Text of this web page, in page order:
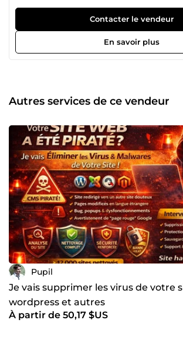
digitale sur-mesure. 💡 Expert en
(SEO), j’optimise votre visibilité sur
les meilleures pratiques de l’algorithme
un contenu E-E-A-T friendly qui inspire
crédibilité. 🌍 Créateur de sites web
détail est pensé pour maximiser votre
Stratégie et optimisation business : Parce
clients dans une vision globale du digital
chaque levier : expérience utilisateur
branding, publicité en ligne et
faire confiance ? ✔ 15 ans d’expertise en
Résultats prouvés et stratégie ROIste ✔
personnalisée et accompagnement sur
&amp; veille constante sur les évolutions
Votre visibilité est ma priorité ! Contactez-
accompagnement sur mesure et
entreprise au sommet 🚀
Contacter le vendeur
En savoir plus
Autres services de ce vendeur
Pupil
Je vais supprimer les virus de votre
wordpress et autres
À partir de 50,17 $US